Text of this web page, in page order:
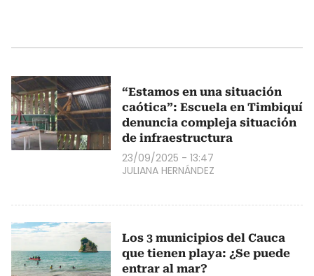
“Estamos en una situación
caótica”: Escuela en Timbiquí
denuncia compleja situación
de infraestructura
23/09/2025 - 13:47
JULIANA HERNÁNDEZ
Los 3 municipios del Cauca
que tienen playa: ¿Se puede
entrar al mar?